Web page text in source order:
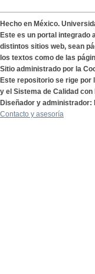
Hecho en México.
Este es un portal integrado
distintos sitios web, sean
los textos como de las
Sitio administrado por la
Este repositorio se rige
y el Sistema de Calidad
Diseñador y administrador:
Contacto y asesoría